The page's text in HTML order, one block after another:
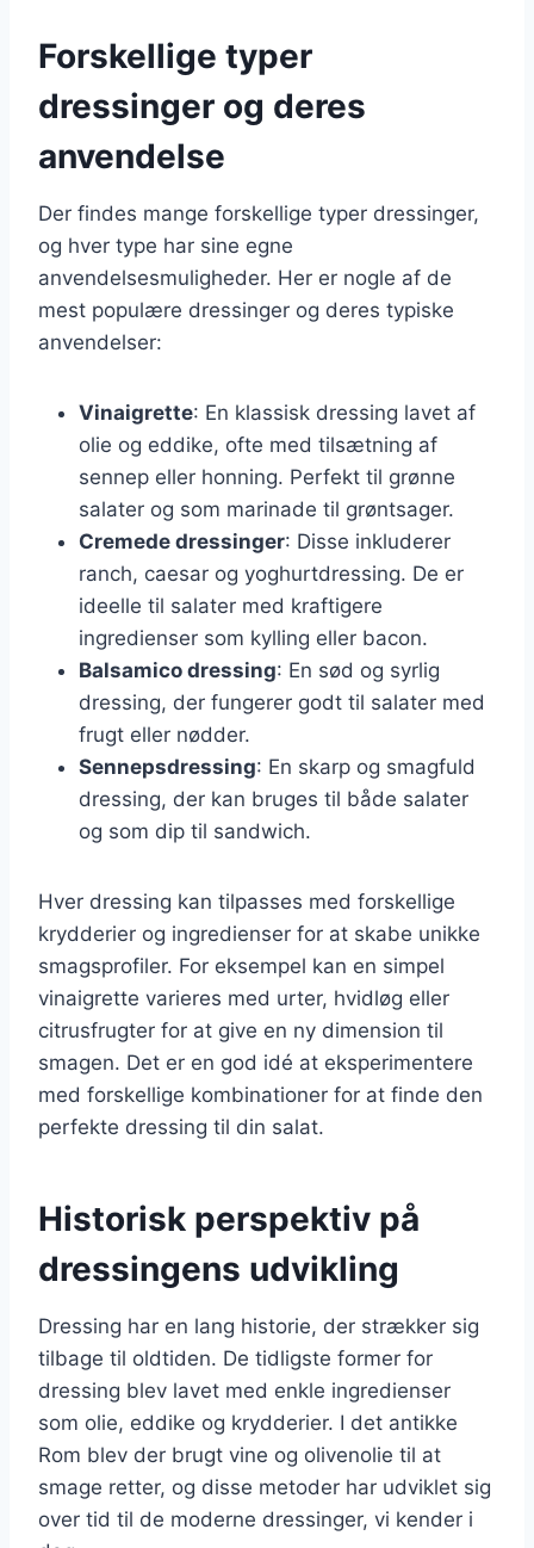
Forskellige typer
dressinger og deres
anvendelse
Der findes mange forskellige typer dressinger,
og hver type har sine egne
anvendelsesmuligheder. Her er nogle af de
mest populære dressinger og deres typiske
anvendelser:
Vinaigrette: En klassisk dressing lavet af
olie og eddike, ofte med tilsætning af
sennep eller honning. Perfekt til grønne
salater og som marinade til grøntsager.
Cremede dressinger: Disse inkluderer
ranch, caesar og yoghurtdressing. De er
ideelle til salater med kraftigere
ingredienser som kylling eller bacon.
Balsamico dressing: En sød og syrlig
dressing, der fungerer godt til salater med
frugt eller nødder.
Sennepsdressing: En skarp og smagfuld
dressing, der kan bruges til både salater
og som dip til sandwich.
Hver dressing kan tilpasses med forskellige
krydderier og ingredienser for at skabe unikke
smagsprofiler. For eksempel kan en simpel
vinaigrette varieres med urter, hvidløg eller
citrusfrugter for at give en ny dimension til
smagen. Det er en god idé at eksperimentere
med forskellige kombinationer for at finde den
perfekte dressing til din salat.
Historisk perspektiv på
dressingens udvikling
Dressing har en lang historie, der strækker sig
tilbage til oldtiden. De tidligste former for
dressing blev lavet med enkle ingredienser
som olie, eddike og krydderier. I det antikke
Rom blev der brugt vine og olivenolie til at
smage retter, og disse metoder har udviklet sig
over tid til de moderne dressinger, vi kender i